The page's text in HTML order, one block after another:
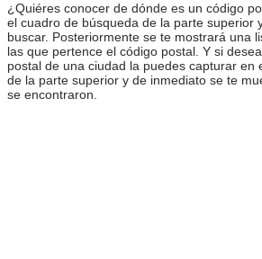
¿Quiéres conocer de dónde es un código
el cuadro de búsqueda de la parte superior
buscar. Posteriormente se te mostrará una
las que pertence el código postal. Y si
postal de una ciudad la puedes capturar en
de la parte superior y de inmediato se te
se encontraron.